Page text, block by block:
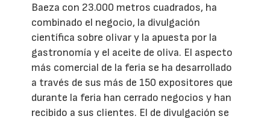
Baeza con 23.000 metros cuadrados, ha
combinado el negocio, la divulgación
científica sobre olivar y la apuesta por la
gastronomía y el aceite de oliva. El aspecto
más comercial de la feria se ha desarrollado
a través de sus más de 150 expositores que
durante la feria han cerrado negocios y han
recibido a sus clientes. El de divulgación se